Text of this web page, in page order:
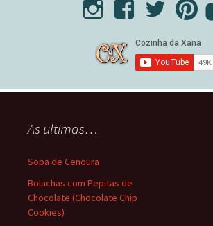
As ultimas…
Sopa de Cenoura
Bolachas com Pepitas de
Chocolate (Chocolate Chip
Cookies)